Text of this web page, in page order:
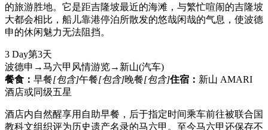
的旅游胜地。它是距吉隆坡最近的海滩，与繁忙喧闹的吉隆坡
大都会相比，船儿靠港停泊所散发的悠哉闲哉的气息，使波德
申的休闲魅力无法阻挡。
3 Day第3天
波德申→马六甲风情游览→新山(汽车)
餐食： 早餐[包含]午餐[包含]晚餐[包含]住宿： 新山 AMARI
酒店或同级五星
酒店内自然醒享用自助早餐，后于指定时间乘车前往被联合国
教科文组织评为历史遗产名录的马六甲。至今马六甲还保存不